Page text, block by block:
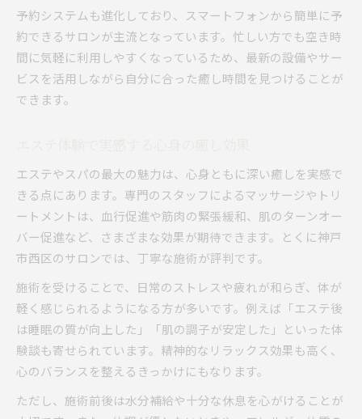
予約システムも進化しており、スマートフォンから簡単に予
約できるサロンが主流となっています。忙しい方でも空き時
間に気軽に利用しやすくなっているため、最新の設備やサー
ビスを活用しながら自分に合った癒し時間を見つけることが
できます。
エステやスパの最大の魅力は、心身ともに深い癒しを実感で
きる点にあります。専門のスタッフによるマッサージやトリ
ートメントは、血行促進や筋肉の緊張緩和、肌のターンオー
バー促進など、さまざまな効果が期待できます。とくに神戸
市西区のサロンでは、丁寧な施術が評判です。
施術を受けることで、日常のストレスや疲れが和らぎ、体が
軽く感じられるようになる方が多いです。例えば「エステ後
は睡眠の質が向上した」「肌の調子が安定した」といった体
験談も寄せられています。精神的なリラックス効果も高く、
心のバランスを整えるきっかけにもなります。
ただし、施術前後は水分補給や十分な休息を心がけることが